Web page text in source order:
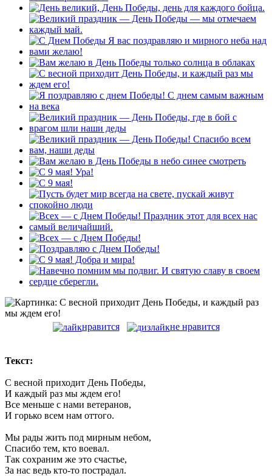
нравится не нравится
Текст:
С весной приходит День Победы,
И каждый раз мы ждем его!
Все меньше с нами ветеранов,
И горько всем нам оттого.
Мы рады жить под мирным небом,
Спасибо тем, кто воевал.
Так сохраним же это счастье,
За нас ведь кто-то пострадал.